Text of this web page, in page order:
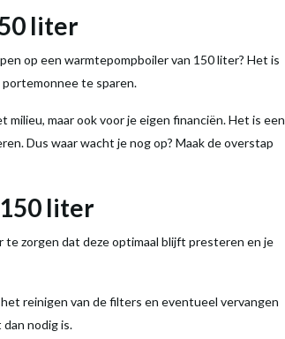
liter
op een warmtepompboilervan 150liter? Het is
portemonnee te sparen.
milieu, maar ook voor je eigen financiën. Het is een
Dus waar wacht je nog op? Maak de overstap
150 liter
te zorgen dat deze optimaal blijft presteren en je
reinigen van de filters en eventueel vervangen
nodig is.